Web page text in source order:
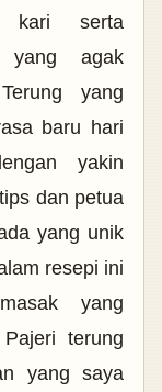
kari serta
yang agak
yang
baru hari
yakin
dan petua
yang unik
resepi ini
yang
terung
yang saya